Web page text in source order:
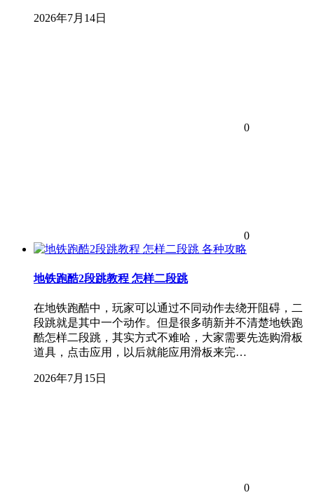
2026年7月14日
0
0
各种攻略
地铁跑酷2段跳教程 怎样二段跳
在地铁跑酷中，玩家可以通过不同动作去绕开阻碍，二
段跳就是其中一个动作。但是很多萌新并不清楚地铁跑
酷怎样二段跳，其实方式不难哈，大家需要先选购滑板
道具，点击应用，以后就能应用滑板来完…
2026年7月15日
0